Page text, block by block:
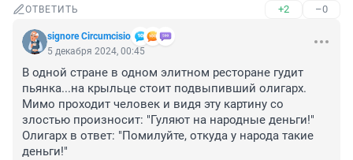
ОТВЕТИТЬ +2 –0
signore Сircumcisio
5 декабря 2024, 00:45
В одной стране в одном элитном ресторане гудит
пьянка...на крыльце стоит подвыпивший олигарх.
Мимо проходит человек и видя эту картину со
злостью произносит: "Гуляют на народные деньги!"
Олигарх в ответ: "Помилуйте, откуда у народа такие
деньги!"